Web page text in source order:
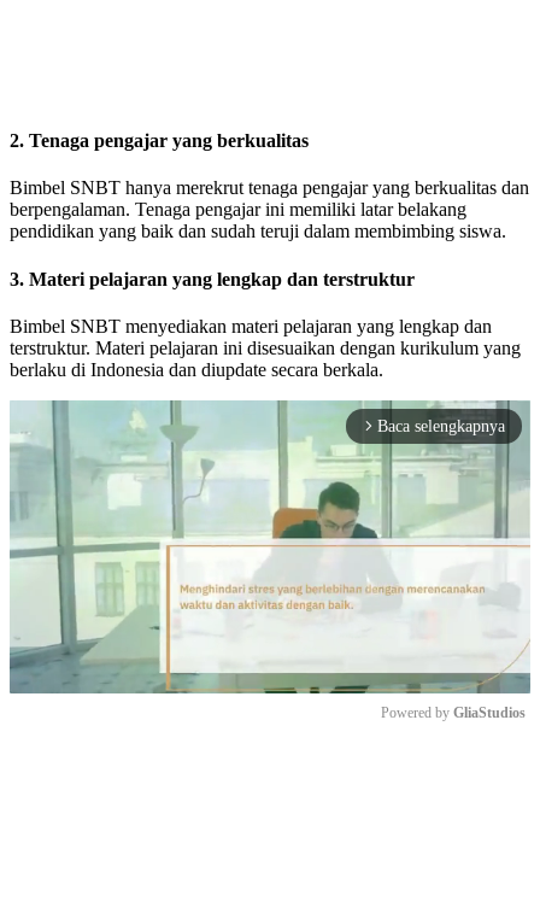
2. Tenaga pengajar yang berkualitas
Bimbel SNBT hanya merekrut tenaga pengajar yang berkualitas dan
berpengalaman. Tenaga pengajar ini memiliki latar belakang
pendidikan yang baik dan sudah teruji dalam membimbing siswa.
3. Materi pelajaran yang lengkap dan terstruktur
Bimbel SNBT menyediakan materi pelajaran yang lengkap dan
terstruktur. Materi pelajaran ini disesuaikan dengan kurikulum yang
berlaku di Indonesia dan diupdate secara berkala.
arrow_forward_ios Baca selengkapnya
Powered by GliaStudios